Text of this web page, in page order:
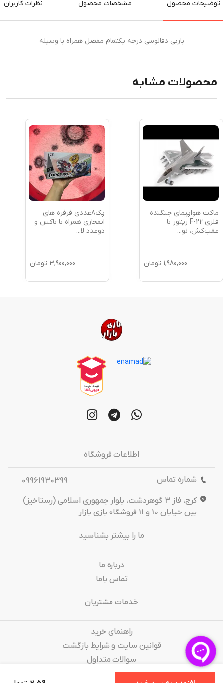
توضیحات محصول مشخصات محصول نظرات کاربران
باربی دفالوسی درجه یکتمام مفصل همراه با وسیله
محصولات مشابه
ماکت هواپیمای جنگنده
فلزی F-22 رپتور با
عقب‌کش، نو...
1,980,000 تومان
پک8عددی فرفره های
انفجاری همراه با باکس و
دوعدد لا...
3,900,000 تومان
اطلاعات فروشگاه
شماره تماس
09961930399
کرج، فاز 3 گوهردشت، بلوار جمهوری اسلامی (رستاخیز)
بین خیابان 10 و 11 فروشگاه بازی بازار
ما را بیشتر بشناسید
درباره‌ ما
تماس باما
خدمات مشتریان
راهنمای خرید
قوانین سایت و شرایط بازگشت
سوالات متداول